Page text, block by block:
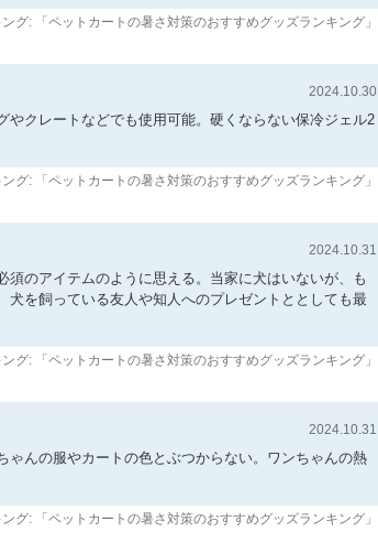
グ: 「 ペットカートの暑さ対策のおすすめグッズランキング 」
2024.10.30
クレートなどでも使用可能。硬くならない保冷ジェル2
グ: 「 ペットカートの暑さ対策のおすすめグッズランキング 」
2024.10.31
のアイテムのように思える。当家に犬はいないが、も
犬を飼っている友人や知人へのプレゼントととしても最
グ: 「 ペットカートの暑さ対策のおすすめグッズランキング 」
2024.10.31
ゃんの服やカートの色とぶつからない。ワンちゃんの熱
グ: 「 ペットカートの暑さ対策のおすすめグッズランキング 」